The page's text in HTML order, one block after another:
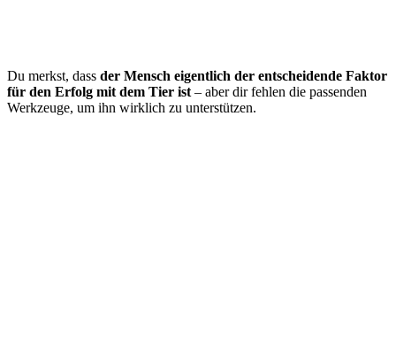
Du merkst, dass der Mensch eigentlich der entscheidende Faktor
für den Erfolg mit dem Tier ist – aber dir fehlen die passenden
Werkzeuge, um ihn wirklich zu unterstützen.